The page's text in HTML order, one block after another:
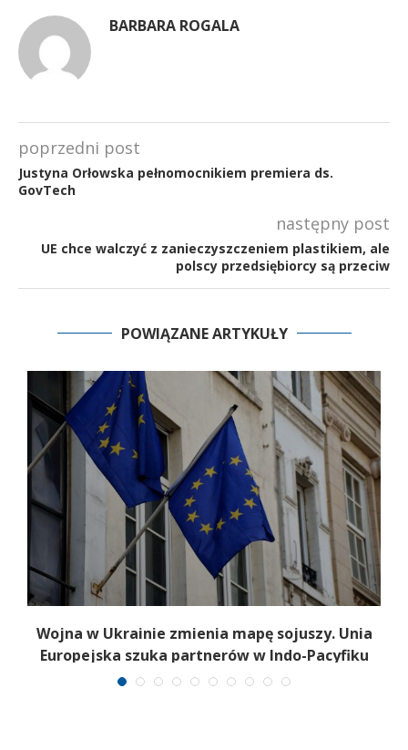
BARBARA ROGALA
poprzedni post
Justyna Orłowska pełnomocnikiem premiera ds.
GovTech
następny post
UE chce walczyć z zanieczyszczeniem plastikiem, ale
polscy przedsiębiorcy są przeciw
POWIĄZANE ARTYKUŁY
Wojna w Ukrainie zmienia mapę sojuszy. Unia
Europejska szuka partnerów w Indo-Pacyfiku